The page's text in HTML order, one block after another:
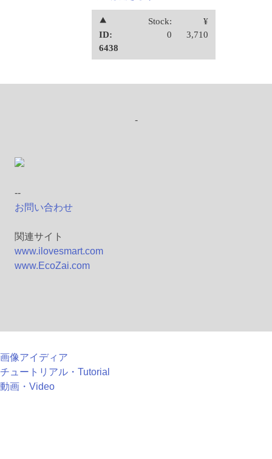
⯅
ID:
6438
Stock:
0
¥
3,710
-
--
お問い合わせ
関連サイト
www.ilovesmart.com
www.EcoZai.com
画像アイディア
チュートリアル・Tutorial
動画・Video